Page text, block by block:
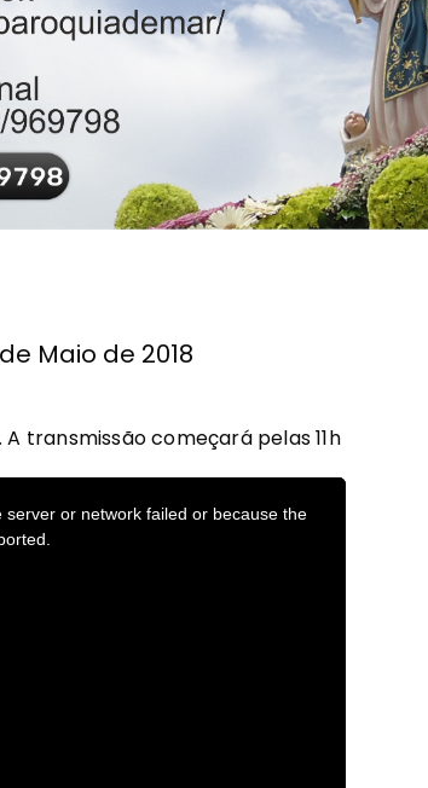
Maio de 2018
transmissão começará pelas 11h